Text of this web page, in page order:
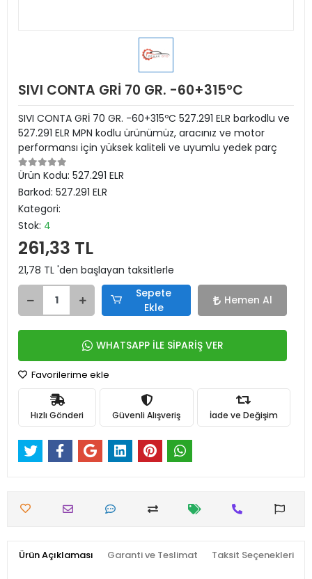
SIVI CONTA GRİ 70 GR. -60+315ºC
SIVI CONTA GRİ 70 GR. -60+315ºC 527.291 ELR barkodlu ve
527.291 ELR MPN kodlu ürünümüz, aracınız ve motor
performansı için yüksek kaliteli ve uyumlu yedek parç
Ürün Kodu: 527.291 ELR
Barkod: 527.291 ELR
Kategori:
Stok: 4
261,33 TL
21,78 TL 'den başlayan taksitlerle
Sepete
Ekle
Hemen Al
WHATSAPP İLE SİPARİŞ VER
Favorilerime ekle
Hızlı Gönderi Güvenli Alışveriş İade ve Değişim
Ürün Açıklaması Garanti ve Teslimat Taksit Seçenekleri